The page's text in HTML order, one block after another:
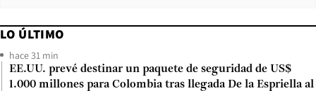
LO ÚLTIMO
hace 31 min
EE.UU. prevé destinar un paquete de seguridad de US$
1.000 millones para Colombia tras llegada De la Espriella al